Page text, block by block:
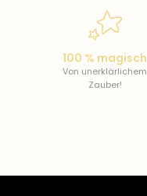
100 % magisch
Von unerklärlichem
Zauber!